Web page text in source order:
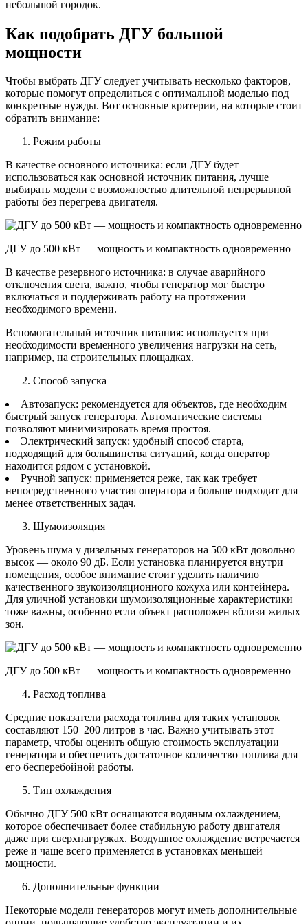
небольшой городок.
Как подобрать ДГУ большой
мощности
Чтобы выбрать ДГУ следует учитывать несколько факторов,
которые помогут определиться с оптимальной моделью под
конкретные нужды. Вот основные критерии, на которые стоит
обратить внимание:
Режим работы
В качестве основного источника: если ДГУ будет
использоваться как основной источник питания, лучше
выбирать модели с возможностью длительной непрерывной
работы без перегрева двигателя.
ДГУ до 500 кВт — мощность и компактность одновременно
В качестве резервного источника: в случае аварийного
отключения света, важно, чтобы генератор мог быстро
включаться и поддерживать работу на протяжении
необходимого времени.
Вспомогательный источник питания: используется при
необходимости временного увеличения нагрузки на сеть,
например, на строительных площадках.
Способ запуска
Автозапуск: рекомендуется для объектов, где необходим
быстрый запуск генератора. Автоматические системы
позволяют минимизировать время простоя.
Электрический запуск: удобный способ старта,
подходящий для большинства ситуаций, когда оператор
находится рядом с установкой.
Ручной запуск: применяется реже, так как требует
непосредственного участия оператора и больше подходит для
менее ответственных задач.
Шумоизоляция
Уровень шума у дизельных генераторов на 500 кВт довольно
высок — около 90 дБ. Если установка планируется внутри
помещения, особое внимание стоит уделить наличию
качественного звукоизоляционного кожуха или контейнера.
Для уличной установки шумоизоляционные характеристики
тоже важны, особенно если объект расположен вблизи жилых
зон.
ДГУ до 500 кВт — мощность и компактность одновременно
Расход топлива
Средние показатели расхода топлива для таких установок
составляют 150–200 литров в час. Важно учитывать этот
параметр, чтобы оценить общую стоимость эксплуатации
генератора и обеспечить достаточное количество топлива для
его бесперебойной работы.
Тип охлаждения
Обычно ДГУ 500 кВт оснащаются водяным охлаждением,
которое обеспечивает более стабильную работу двигателя
даже при сверхнагрузках. Воздушное охлаждение встречается
реже и чаще всего применяется в установках меньшей
мощности.
Дополнительные функции
Некоторые модели генераторов могут иметь дополнительные